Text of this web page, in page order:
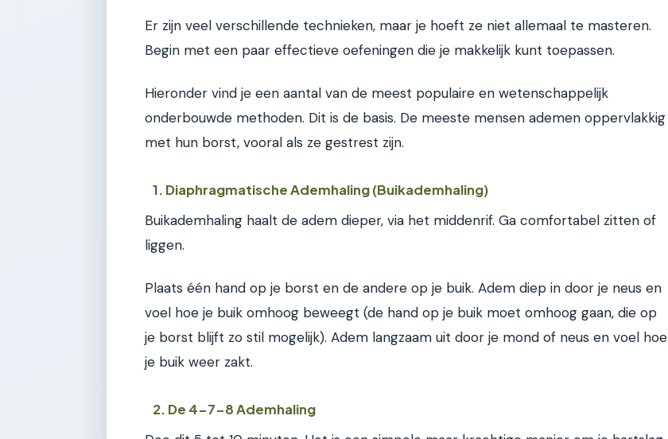
Er zijn veel verschillende technieken, maar je hoeft ze niet allemaal te masteren.
Begin met een paar effectieve oefeningen die je makkelijk kunt toepassen.
Hieronder vind je een aantal van de meest populaire en wetenschappelijk
onderbouwde methoden. Dit is de basis. De meeste mensen ademen oppervlakkig
met hun borst, vooral als ze gestrest zijn.
1. Diaphragmatische Ademhaling (Buikademhaling)
Buikademhaling haalt de adem dieper, via het middenrif. Ga comfortabel zitten of
liggen.
Plaats één hand op je borst en de andere op je buik. Adem diep in door je neus en
voel hoe je buik omhoog beweegt (de hand op je buik moet omhoog gaan, die op
je borst blijft zo stil mogelijk). Adem langzaam uit door je mond of neus en voel hoe
je buik weer zakt.
2. De 4-7-8 Ademhaling